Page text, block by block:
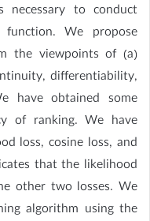
to conduct
We propose
the viewpoints of (a)
differentiability,
have obtained some
of ranking. We have
loss, cosine loss, and
that the likelihood
other two losses. We
algorithm using the